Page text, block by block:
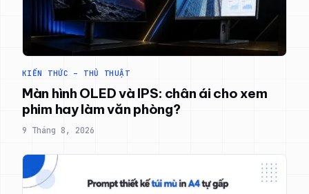
KIẾN THỨC – THỦ THUẬT
Màn hình OLED và IPS: chân ái cho xem
phim hay làm văn phòng?
9 Tháng 8, 2026